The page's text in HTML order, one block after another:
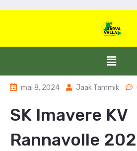
mai 8, 2024 Jaak Tammik
SK Imavere KV
Rannavolle